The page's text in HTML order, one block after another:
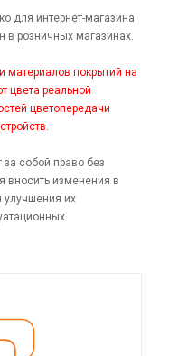
для интернет-магазина
в розничных магазинах.
материалов покрытий на
цвета реальной
цветопередачи
за собой право без
вносить изменения в
улучшения их